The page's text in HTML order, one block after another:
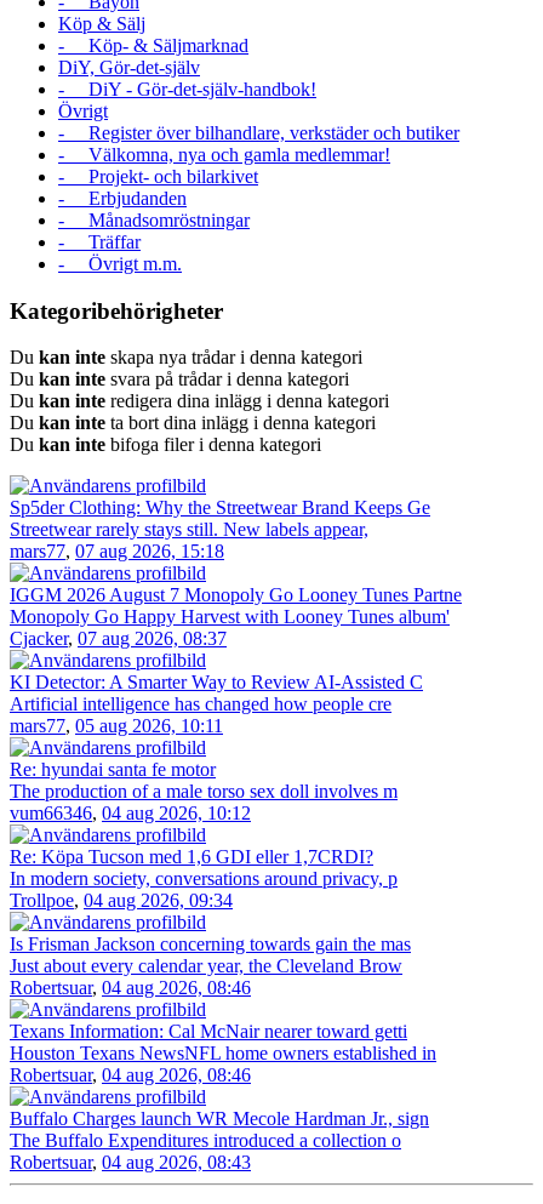
Köp & Sälj
- Köp- & Säljmarknad
DiY, Gör-det-själv
- DiY - Gör-det-själv-handbok!
Övrigt
- Register över bilhandlare, verkstäder och butiker
- Välkomna, nya och gamla medlemmar!
- Projekt- och bilarkivet
- Erbjudanden
- Månadsomröstningar
- Träffar
- Övrigt m.m.
Kategoribehörigheter
Du kan inte skapa nya trådar i denna kategori
Du kan inte svara på trådar i denna kategori
Du kan inte redigera dina inlägg i denna kategori
Du kan inte ta bort dina inlägg i denna kategori
Du kan inte bifoga filer i denna kategori
Sp5der Clothing: Why the Streetwear Brand Keeps Ge
Streetwear rarely stays still. New labels appear,
mars77, 07 aug 2026, 15:18
IGGM 2026 August 7 Monopoly Go Looney Tunes Partne
Monopoly Go Happy Harvest with Looney Tunes album'
Cjacker, 07 aug 2026, 08:37
KI Detector: A Smarter Way to Review AI-Assisted C
Artificial intelligence has changed how people cre
mars77, 05 aug 2026, 10:11
Re: hyundai santa fe motor
The production of a male torso sex doll involves m
vum66346, 04 aug 2026, 10:12
Re: Köpa Tucson med 1,6 GDI eller 1,7CRDI?
In modern society, conversations around privacy, p
Trollpoe, 04 aug 2026, 09:34
Is Frisman Jackson concerning towards gain the mas
Just about every calendar year, the Cleveland Brow
Robertsuar, 04 aug 2026, 08:46
Texans Information: Cal McNair nearer toward getti
Houston Texans NewsNFL home owners established in
Robertsuar, 04 aug 2026, 08:46
Buffalo Charges launch WR Mecole Hardman Jr., sign
The Buffalo Expenditures introduced a collection o
Robertsuar, 04 aug 2026, 08:43